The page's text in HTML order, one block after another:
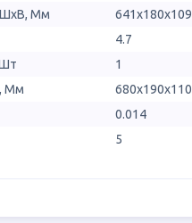
Мм
641х180х109
4.7
1
Мм
680x190x110
0.014
5